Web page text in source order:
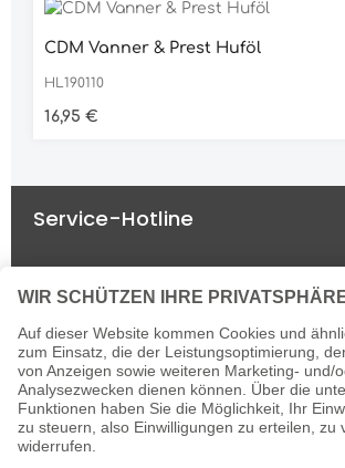
CDM Vanner & Prest Huföl
HL190110
Regulärer Preis:
16,95 €
Service-Hotline
Rechtliches
Informationen
Newsletter